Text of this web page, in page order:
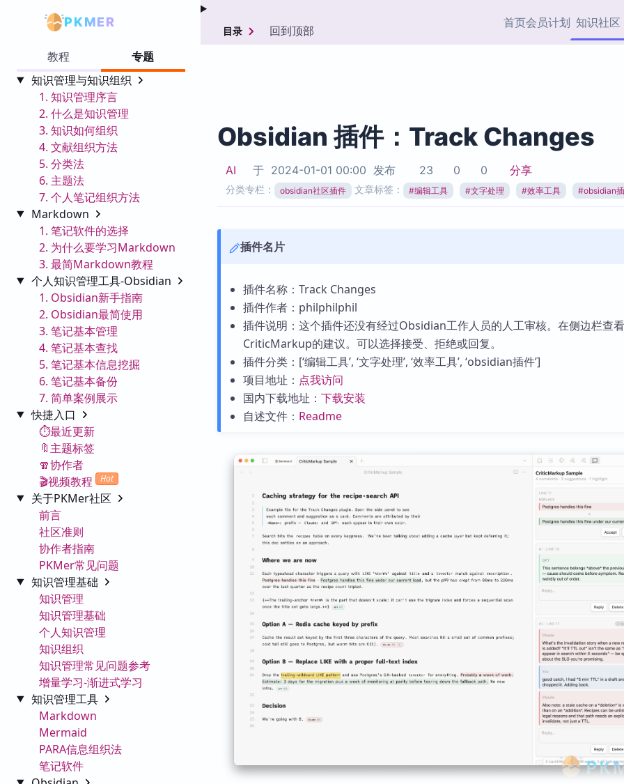
PKMER 首页会员计划 知识社区
协作者
热门链接 Top5
加速访问 Obsidian 官方
市场
插件
教程
专题
知识管理与知识组织
1. 知识管理序言
2. 什么是知识管理
3. 知识如何组织
4. 文献组织方法
5. 分类法
6. 主题法
7. 个人笔记组织方法
Markdown
1. 笔记软件的选择
2. 为什么要学习Markdown
3. 最简Markdown教程
个人知识管理工具-Obsidian
1. Obsidian新手指南
2. Obsidian最简使用
3. 笔记基本管理
4. 笔记基本查找
5. 笔记基本信息挖掘
6. 笔记基本备份
7. 简单案例展示
快捷入口
⏱️最近更新
🔖主题标签
🧣协作者
🎬视频教程
Hot
关于PKMer社区
前言
社区准则
协作者指南
PKMer常见问题
知识管理基础
知识管理
知识管理基础
个人知识管理
知识组织
知识管理常见问题参考
增量学习-渐进式学习
知识管理工具
Markdown
Mermaid
PARA信息组织法
笔记软件
目录 回到顶部
Obsidian 插件：Track Changes
AI 于 2024-01-01 00:00 发布 23 0 0 分享
分类专栏： obsidian社区插件 文章标签： #编辑工具 #文字处理 #效率工具 #obsidian
插件名片
插件名称：Track Changes
插件作者：philphilphil
插件说明：这个插件还没有经过Obsidian工作人员的人工审核。在侧边栏查看
CriticMarkup的建议。可以选择接受、拒绝或回复。
插件分类：[‘编辑工具’, ‘文字处理’, ‘效率工具’, ‘obsidian插件’]
项目地址： 点我访问
国内下载地址： 下载安装
自述文件： Readme